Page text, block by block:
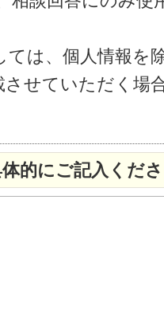
ては、個人情報を
せていただく場
的にご記入くだ